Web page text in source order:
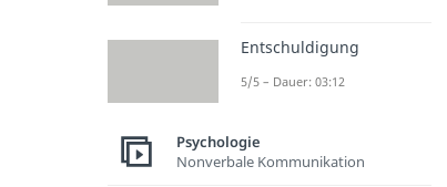
Entschuldigung
5/5 – Dauer: 03:12
Psychologie
Nonverbale Kommunikation